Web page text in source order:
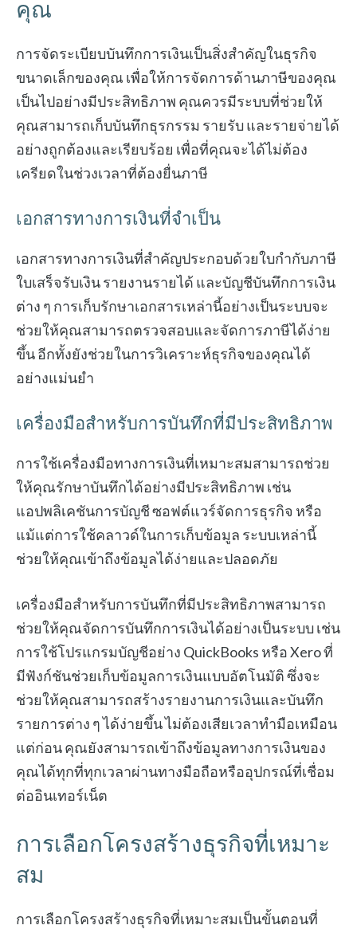
คุณ
การจัดระเบียบบันทึกการเงินเป็นสิ่งสำคัญในธุรกิจ
ขนาดเล็กของคุณ เพื่อให้การจัดการด้านภาษีของคุณ
เป็นไปอย่างมีประสิทธิภาพ คุณควรมีระบบที่ช่วยให้
คุณสามารถเก็บบันทึกธุรกรรม รายรับ และรายจ่ายได้
อย่างถูกต้องและเรียบร้อย เพื่อที่คุณจะได้ไม่ต้อง
เครียดในช่วงเวลาที่ต้องยื่นภาษี
เอกสารทางการเงินที่จำเป็น
เอกสารทางการเงินที่สำคัญประกอบด้วยใบกำกับภาษี
ใบเสร็จรับเงิน รายงานรายได้ และบัญชีบันทึกการเงิน
ต่าง ๆ การเก็บรักษาเอกสารเหล่านี้อย่างเป็นระบบจะ
ช่วยให้คุณสามารถตรวจสอบและจัดการภาษีได้ง่าย
ขึ้น อีกทั้งยังช่วยในการวิเคราะห์ธุรกิจของคุณได้
อย่างแม่นยำ
เครื่องมือสำหรับการบันทึกที่มีประสิทธิภาพ
การใช้เครื่องมือทางการเงินที่เหมาะสมสามารถช่วย
ให้คุณรักษาบันทึกได้อย่างมีประสิทธิภาพ เช่น
แอปพลิเคชันการบัญชี ซอฟต์แวร์จัดการธุรกิจ หรือ
แม้แต่การใช้คลาวด์ในการเก็บข้อมูล ระบบเหล่านี้
ช่วยให้คุณเข้าถึงข้อมูลได้ง่ายและปลอดภัย
เครื่องมือสำหรับการบันทึกที่มีประสิทธิภาพสามารถ
ช่วยให้คุณจัดการบันทึกการเงินได้อย่างเป็นระบบ เช่น
การใช้โปรแกรมบัญชีอย่าง QuickBooks หรือ Xero ที่
มีฟังก์ชันช่วยเก็บข้อมูลการเงินแบบอัตโนมัติ ซึ่งจะ
ช่วยให้คุณสามารถสร้างรายงานการเงินและบันทึก
รายการต่าง ๆ ได้ง่ายขึ้น ไม่ต้องเสียเวลาทำมือเหมือน
แต่ก่อน คุณยังสามารถเข้าถึงข้อมูลทางการเงินของ
คุณได้ทุกที่ทุกเวลาผ่านทางมือถือหรืออุปกรณ์ที่เชื่อม
ต่ออินเทอร์เน็ต
การเลือกโครงสร้างธุรกิจที่เหมาะ
สม
การเลือกโครงสร้างธุรกิจที่เหมาะสมเป็นขั้นตอนที่